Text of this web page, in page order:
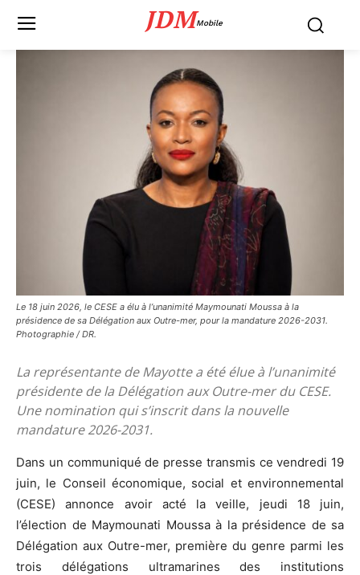
JDMMobile
Le 18 juin 2026, le CESE a élu à l’unanimité Maymounati Moussa à la
présidence de sa Délégation aux Outre-mer, pour la mandature 2026-2031.
Photographie / DR.
La représentante de Mayotte a été élue à l’unanimité
présidente de la Délégation aux Outre-mer du CESE.
Une nomination qui s’inscrit dans la nouvelle
mandature 2026-2031.
Dans un communiqué de presse transmis ce vendredi 19
juin, le Conseil économique, social et environnemental
(CESE) annonce avoir acté la veille, jeudi 18 juin,
l’élection de Maymounati Moussa à la présidence de sa
Délégation aux Outre-mer, première du genre parmi les
trois délégations ultramarines des institutions